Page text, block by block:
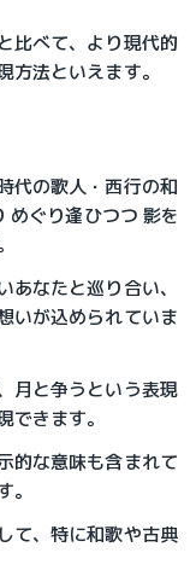
比べて、より現代的
法といえます。
代の歌人・西行の和
めぐり逢ひつつ 影を
なたと巡り合い、
いが込められていま
月と争うという表現
きます。
的な意味も含まれて
て、特に和歌や古典